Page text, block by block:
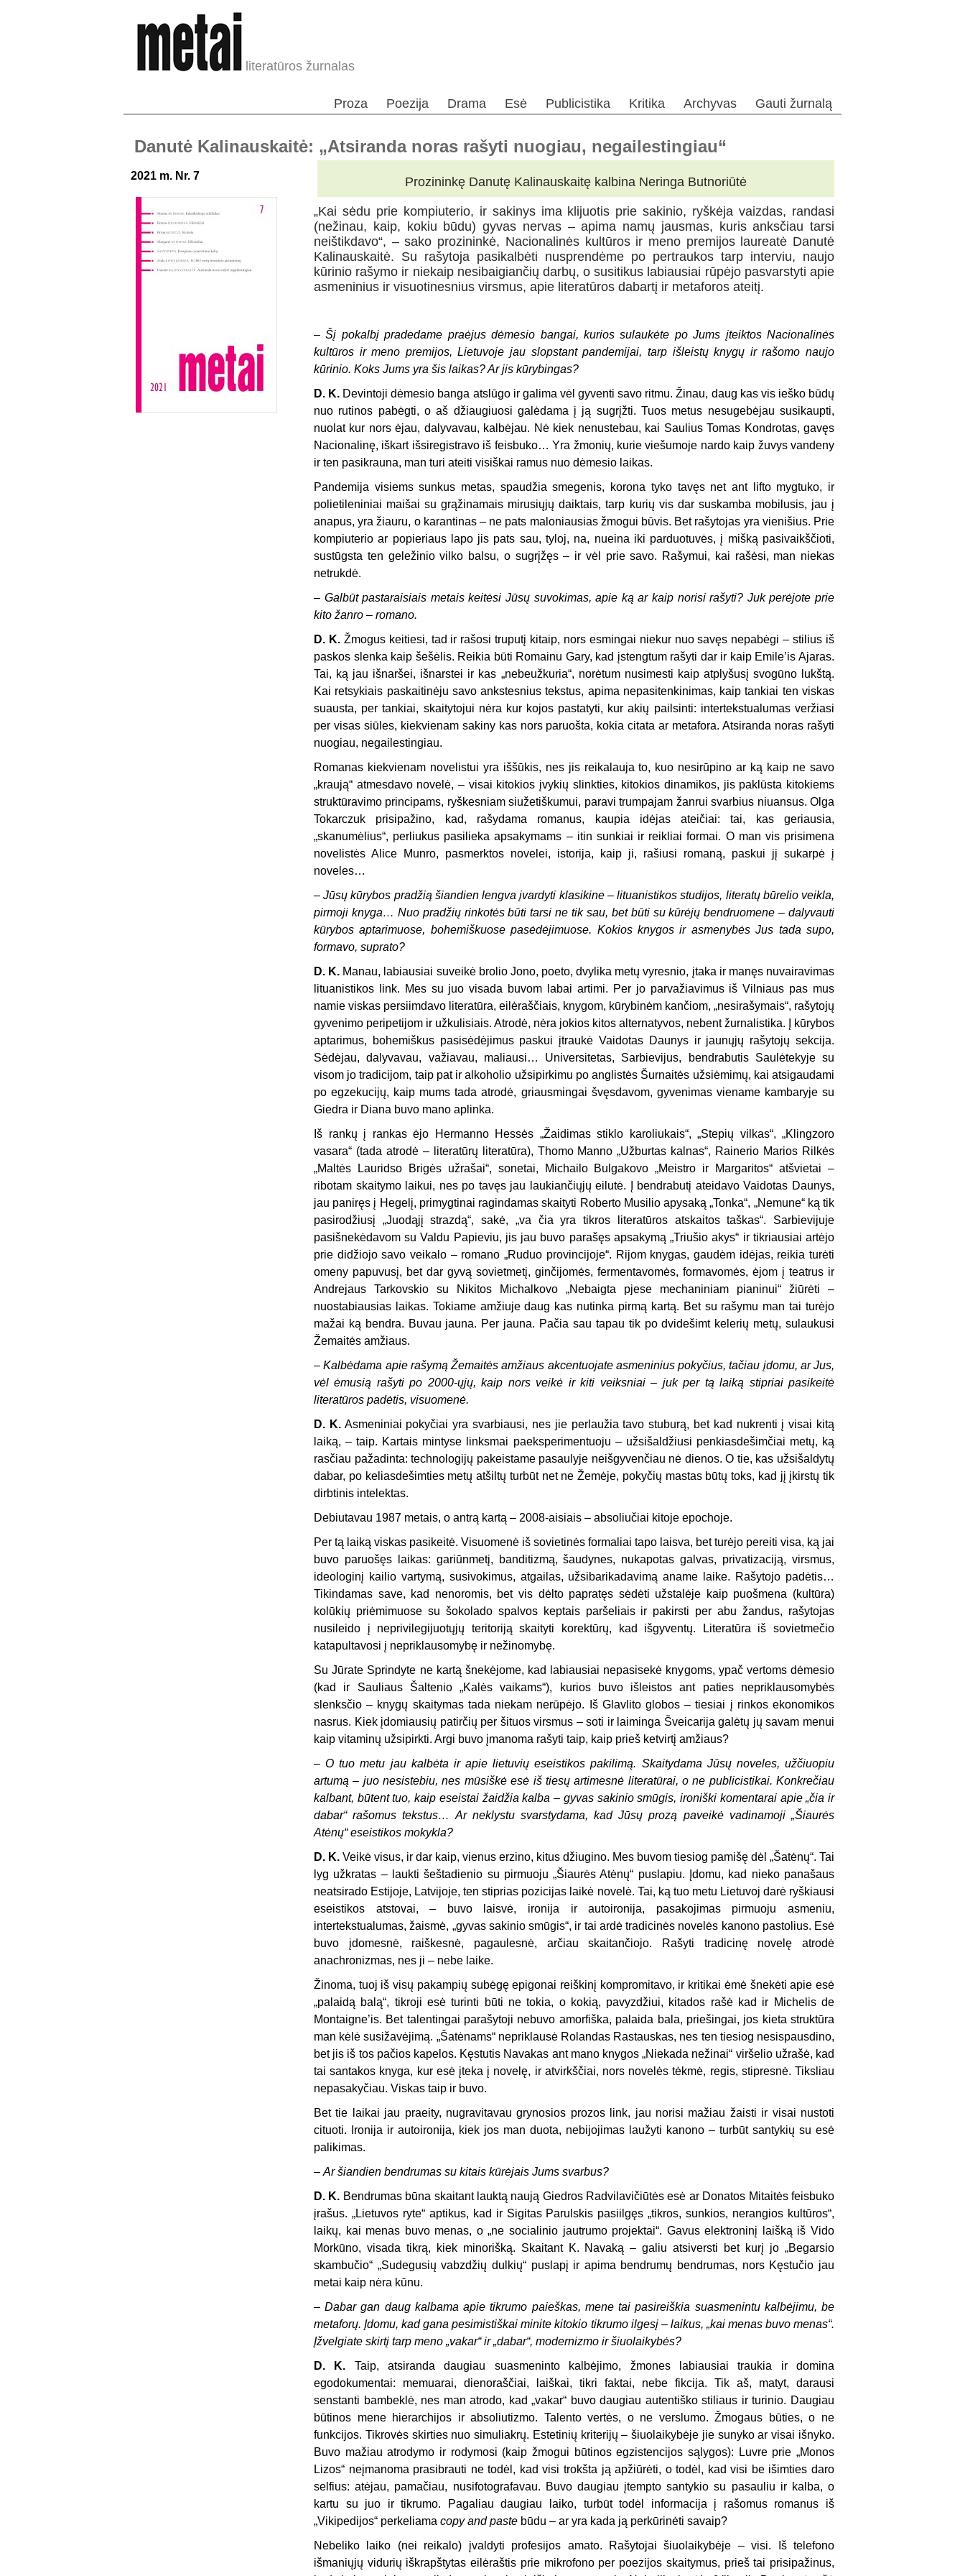
literatūros žurnalas
Proza Poezija Drama Esė Publicistika Kritika Archyvas Gauti žurnalą
Danutė Kalinauskaitė: „Atsiranda noras rašyti nuogiau, negailestingiau“
2021 m. Nr. 7 Prozininkę Danutę Kalinauskaitę kalbina Neringa Butnoriūtė
„Kai sėdu prie kompiuterio, ir sakinys ima klijuotis prie sakinio, ryškėja vaizdas, randasi
(nežinau, kaip, kokiu būdu) gyvas nervas – apima namų jausmas, kuris anksčiau tarsi
neištikdavo“, – sako prozininkė, Nacionalinės kultūros ir meno premijos laureatė Danutė
Kalinauskaitė. Su rašytoja pasikalbėti nusprendėme po pertraukos tarp interviu, naujo
kūrinio rašymo ir niekaip nesibaigiančių darbų, o susitikus labiausiai rūpėjo pasvarstyti apie
asmeninius ir visuotinesnius virsmus, apie literatūros dabartį ir metaforos ateitį.
–Šį pokalbį pradedame praėjus dėmesio bangai, kurios sulaukėte po Jums įteiktos Nacionalinės
kultūros ir meno premijos, Lietuvoje jau slopstant pandemijai, tarp išleistų knygų ir rašomo naujo
kūrinio. Koks Jums yra šis laikas? Ar jis kūrybingas?
D. K. Devintoji dėmesio banga atslūgo ir galima vėl gyventi savo ritmu. Žinau, daug kas vis ieško būdų
nuo rutinos pabėgti, o aš džiaugiuosi galėdama į ją sugrįžti. Tuos metus nesugebėjau susikaupti,
nuolat kur nors ėjau, dalyvavau, kalbėjau. Nė kiek nenustebau, kai Saulius Tomas Kondrotas, gavęs
Nacionalinę, iškart išsiregistravo iš feisbuko… Yra žmonių, kurie viešumoje nardo kaip žuvys vandeny
ir ten pasikrauna, man turi ateiti visiškai ramus nuo dėmesio laikas.
Pandemija visiems sunkus metas, spaudžia smegenis, korona tyko tavęs net ant lifto mygtuko, ir
polietileniniai maišai su grąžinamais mirusiųjų daiktais, tarp kurių vis dar suskamba mobilusis, jau į
anapus, yra žiauru, o karantinas – ne pats maloniausias žmogui būvis. Bet rašytojas yra vienišius. Prie
kompiuterio ar popieriaus lapo jis pats sau, tyloj, na, nueina iki parduotuvės, į mišką pasivaikščioti,
sustūgsta ten geležinio vilko balsu, o sugrįžęs – ir vėl prie savo. Rašymui, kai rašėsi, man niekas
netrukdė.
– Galbūt pastaraisiais metais keitėsi Jūsų suvokimas, apie ką ar kaip norisi rašyti? Juk perėjote prie
kito žanro – romano.
D. K.Žmogus keitiesi, tad ir rašosi truputį kitaip, nors esmingai niekur nuo savęs nepabėgi – stilius iš
paskos slenka kaip šešėlis. Reikia būti Romainu Gary, kad įstengtum rašyti dar ir kaip Emile’is Ajaras.
Tai, ką jau išnaršei, išnarstei ir kas „nebeužkuria“, norėtum nusimesti kaip atplyšusį svogūno lukštą.
Kai retsykiais paskaitinėju savo ankstesnius tekstus, apima nepasitenkinimas, kaip tankiai ten viskas
suausta, per tankiai, skaitytojui nėra kur kojos pastatyti, kur akių pailsinti: intertekstualumas veržiasi
per visas siūles, kiekvienam sakiny kas nors paruošta, kokia citata ar metafora. Atsiranda noras rašyti
nuogiau, negailestingiau.
Romanas kiekvienam novelistui yra iššūkis, nes jis reikalauja to, kuo nesirūpino ar ką kaip ne savo
„kraują“ atmesdavo novelė, – visai kitokios įvykių slinkties, kitokios dinamikos, jis paklūsta kitokiems
struktūravimo principams, ryškesniam siužetiškumui, paravi trumpajam žanrui svarbius niuansus. Olga
Tokarczuk prisipažino, kad, rašydama romanus, kaupia idėjas ateičiai: tai, kas geriausia,
„skanumėlius“, perliukus pasilieka apsakymams – itin sunkiai ir reikliai formai. O man vis prisimena
novelistės Alice Munro, pasmerktos novelei, istorija, kaip ji, rašiusi romaną, paskui jį sukarpė į
noveles…
–Jūsų kūrybos pradžią šiandien lengva įvardyti klasikine – lituanistikos studijos, literatų būrelio veikla,
pirmoji knyga… Nuo pradžių rinkotės būti tarsi ne tik sau, bet būti su kūrėjų bendruomene – dalyvauti
kūrybos aptarimuose, bohemiškuose pasėdėjimuose. Kokios knygos ir asmenybės Jus tada supo,
formavo, suprato?
D. K. Manau, labiausiai suveikė brolio Jono, poeto, dvylika metų vyresnio, įtaka ir manęs nuvairavimas
lituanistikos link. Mes su juo visada buvom labai artimi. Per jo parvažiavimus iš Vilniaus pas mus
namie viskas persiimdavo literatūra, eilėraščiais, knygom, kūrybinėm kančiom, „nesirašymais“, rašytojų
gyvenimo peripetijom ir užkulisiais. Atrodė, nėra jokios kitos alternatyvos, nebent žurnalistika. Į kūrybos
aptarimus, bohemiškus pasisėdėjimus paskui įtraukė Vaidotas Daunys ir jaunųjų rašytojų sekcija.
Sėdėjau, dalyvavau, važiavau, maliausi… Universitetas, Sarbievijus, bendrabutis Saulėtekyje su
visom jo tradicijom, taip pat ir alkoholio užsipirkimu po anglistės Šurnaitės užsiėmimų, kai atsigaudami
po egzekucijų, kaip mums tada atrodė, griausmingai švęsdavom, gyvenimas viename kambaryje su
Giedra ir Diana buvo mano aplinka.
Iš rankų į rankas ėjo Hermanno Hessės „Žaidimas stiklo karoliukais“, „Stepių vilkas“, „Klingzoro
vasara“ (tada atrodė – literatūrų literatūra), Thomo Manno „Užburtas kalnas“, Rainerio Marios Rilkės
„Maltės Lauridso Brigės užrašai“, sonetai, Michailo Bulgakovo „Meistro ir Margaritos“ atšvietai –
ribotam skaitymo laikui, nes po tavęs jau laukiančiųjų eilutė. Į bendrabutį ateidavo Vaidotas Daunys,
jau paniręs į Hegelį, primygtinai ragindamas skaityti Roberto Musilio apysaką „Tonka“, „Nemune“ ką tik
pasirodžiusį „Juodąjį strazdą“, sakė, „va čia yra tikros literatūros atskaitos taškas“. Sarbievijuje
pasišnekėdavom su Valdu Papieviu, jis jau buvo parašęs apsakymą „Triušio akys“ ir tikriausiai artėjo
prie didžiojo savo veikalo – romano „Ruduo provincijoje“. Rijom knygas, gaudėm idėjas, reikia turėti
omeny papuvusį, bet dar gyvą sovietmetį, ginčijomės, fermentavomės, formavomės, ėjom į teatrus ir
Andrejaus Tarkovskio su Nikitos Michalkovo „Nebaigta pjese mechaniniam pianinui“ žiūrėti –
nuostabiausias laikas. Tokiame amžiuje daug kas nutinka pirmą kartą. Bet su rašymu man tai turėjo
mažai ką bendra. Buvau jauna. Per jauna. Pačia sau tapau tik po dvidešimt kelerių metų, sulaukusi
Žemaitės amžiaus.
–Kalbėdama apie rašymą Žemaitės amžiaus akcentuojate asmeninius pokyčius, tačiau įdomu, ar Jus,
vėl ėmusią rašyti po 2000-ųjų, kaip nors veikė ir kiti veiksniai – juk per tą laiką stipriai pasikeitė
literatūros padėtis, visuomenė.
D. K.Asmeniniai pokyčiai yra svarbiausi, nes jie perlaužia tavo stuburą, bet kad nukrenti į visai kitą
laiką, – taip. Kartais mintyse linksmai paeksperimentuoju – užsišaldžiusi penkiasdešimčiai metų, ką
rasčiau pažadinta: technologijų pakeistame pasaulyje neišgyvenčiau nė dienos. O tie, kas užsišaldytų
dabar, po keliasdešimties metų atšiltų turbūt net ne Žemėje, pokyčių mastas būtų toks, kad jį įkirstų tik
dirbtinis intelektas.
Debiutavau 1987 metais, o antrą kartą – 2008-aisiais – absoliučiai kitoje epochoje.
Per tą laiką viskas pasikeitė. Visuomenė iš sovietinės formaliai tapo laisva, bet turėjo pereiti visa, ką jai
buvo paruošęs laikas: gariūnmetį, banditizmą, šaudynes, nukapotas galvas, privatizaciją, virsmus,
ideologinį kailio vartymą, susivokimus, atgailas, užsibarikadavimą aname laike. Rašytojo padėtis…
Tikindamas save, kad nenoromis, bet vis dėlto papratęs sėdėti užstalėje kaip puošmena (kultūra)
kolūkių priėmimuose su šokolado spalvos keptais paršeliais ir pakirsti per abu žandus, rašytojas
nusileido į neprivilegijuotųjų teritoriją skaityti korektūrų, kad išgyventų. Literatūra iš sovietmečio
katapultavosi į nepriklausomybę ir nežinomybę.
Su Jūrate Sprindyte ne kartą šnekėjome, kad labiausiai nepasisekė knygoms, ypač vertoms dėmesio
(kad ir Sauliaus Šaltenio „Kalės vaikams“), kurios buvo išleistos ant paties nepriklausomybės
slenksčio – knygų skaitymas tada niekam nerūpėjo. Iš Glavlito globos – tiesiai į rinkos ekonomikos
nasrus. Kiek įdomiausių patirčių per šituos virsmus – soti ir laiminga Šveicarija galėtų jų savam menui
kaip vitaminų užsipirkti. Argi buvo įmanoma rašyti taip, kaip prieš ketvirtį amžiaus?
–O tuo metu jau kalbėta ir apie lietuvių eseistikos pakilimą. Skaitydama Jūsų noveles, užčiuopiu
artumą – juo nesistebiu, nes mūsiškė esė iš tiesų artimesnė literatūrai, o ne publicistikai. Konkrečiau
kalbant, būtent tuo, kaip eseistai žaidžia kalba – gyvas sakinio smūgis, ironiški komentarai apie „čia ir
dabar“ rašomus tekstus… Ar neklystu svarstydama, kad Jūsų prozą paveikė vadinamoji „Šiaurės
Atėnų“ eseistikos mokykla?
D. K. Veikė visus, ir dar kaip, vienus erzino, kitus džiugino. Mes buvom tiesiog pamišę dėl „Šatėnų“. Tai
lyg užkratas – laukti šeštadienio su pirmuoju „Šiaurės Atėnų“ puslapiu. Įdomu, kad nieko panašaus
neatsirado Estijoje, Latvijoje, ten stiprias pozicijas laikė novelė. Tai, ką tuo metu Lietuvoj darė ryškiausi
eseistikos atstovai, – buvo laisvė, ironija ir autoironija, pasakojimas pirmuoju asmeniu,
intertekstualumas, žaismė, „gyvas sakinio smūgis“, ir tai ardė tradicinės novelės kanono pastolius. Esė
buvo įdomesnė, raiškesnė, pagaulesnė, arčiau skaitančiojo. Rašyti tradicinę novelę atrodė
anachronizmas, nes ji – nebe laike.
Žinoma, tuoj iš visų pakampių subėgę epigonai reiškinį kompromitavo, ir kritikai ėmė šnekėti apie esė
„palaidą balą“, tikroji esė turinti būti ne tokia, o kokią, pavyzdžiui, kitados rašė kad ir Michelis de
Montaigne’is. Bet talentingai parašytoji nebuvo amorfiška, palaida bala, priešingai, jos kieta struktūra
man kėlė susižavėjimą. „Šatėnams“ nepriklausė Rolandas Rastauskas, nes ten tiesiog nesispausdino,
bet jis iš tos pačios kapelos. Kęstutis Navakas ant mano knygos „Niekada nežinai“ viršelio užrašė, kad
tai santakos knyga, kur esė įteka į novelę, ir atvirkščiai, nors novelės tėkmė, regis, stipresnė. Tiksliau
nepasakyčiau. Viskas taip ir buvo.
Bet tie laikai jau praeity, nugravitavau grynosios prozos link, jau norisi mažiau žaisti ir visai nustoti
cituoti. Ironija ir autoironija, kiek jos man duota, nebijojimas laužyti kanono – turbūt santykių su esė
palikimas.
– Ar šiandien bendrumas su kitais kūrėjais Jums svarbus?
D. K. Bendrumas būna skaitant lauktą naują Giedros Radvilavičiūtės esė ar Donatos Mitaitės feisbuko
įrašus. „Lietuvos ryte“ aptikus, kad ir Sigitas Parulskis pasiilgęs „tikros, sunkios, nerangios kultūros“,
laikų, kai menas buvo menas, o „ne socialinio jautrumo projektai“. Gavus elektroninį laišką iš Vido
Morkūno, visada tikrą, kiek minorišką. Skaitant K. Navaką – galiu atsiversti bet kurį jo „Begarsio
skambučio“ „Sudegusių vabzdžių dulkių“ puslapį ir apima bendrumų bendrumas, nors Kęstučio jau
metai kaip nėra kūnu.
–Dabar gan daug kalbama apie tikrumo paieškas, mene tai pasireiškia suasmenintu kalbėjimu, be
metaforų. Įdomu, kad gana pesimistiškai minite kitokio tikrumo ilgesį – laikus, „kai menas buvo menas“.
Įžvelgiate skirtį tarp meno „vakar“ ir „dabar“, modernizmo iršiuolaikybės?
D. K. Taip, atsiranda daugiau suasmeninto kalbėjimo, žmones labiausiai traukia ir domina
egodokumentai: memuarai, dienoraščiai, laiškai, tikri faktai, nebe fikcija. Tik aš, matyt, darausi
senstanti bambeklė, nes man atrodo, kad „vakar“ buvo daugiau autentiško stiliaus ir turinio. Daugiau
būtinos mene hierarchijos ir absoliutizmo. Talento vertės, o ne verslumo. Žmogaus būties, o ne
funkcijos. Tikrovės skirties nuo simuliakrų. Estetinių kriterijų – šiuolaikybėje jie sunyko ar visai išnyko.
Buvo mažiau atrodymo ir rodymosi (kaip žmogui būtinos egzistencijos sąlygos): Luvre prie „Monos
Lizos“ neįmanoma prasibrauti ne todėl, kad visi trokšta ją apžiūrėti, o todėl, kad visi be išimties daro
selfius: atėjau, pamačiau, nusifotografavau. Buvo daugiau įtempto santykio su pasauliu ir kalba, o
kartu su juo ir tikrumo. Pagaliau daugiau laiko, turbūt todėl informacija į rašomus romanus iš
„Vikipedijos“ perkeliama copy and paste būdu – ar yra kada ją perkūrinėti savaip?
Nebeliko laiko (nei reikalo) įvaldyti profesijos amato. Rašytojai šiuolaikybėje – visi. Iš telefono
išmaniųjų vidurių iškrapštytas eilėraštis prie mikrofono per poezijos skaitymus, prieš tai prisipažinus,